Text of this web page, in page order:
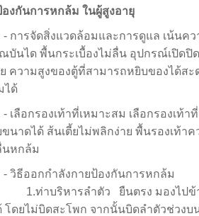
องกันการหกล้ม ในผู้สูงอายุ
รจัดสิ่งแวดล้อมและการดูแล เน้นควา
บันได พื้นกระเบื้องไม่ลื่น อุปกรณ์เปิดปิ
ย ความสูงของตู้ที่สามารถหยิบของได้ส
ได้
อกรองเท้าที่เหมาะสม เลือกรองเท้าที่
ขนาดได้ ส้นเตี้ยไม่พลิกง่าย พื้นรองเท้า
นหกล้ม
ออกกำลังกายป้องกันการหกล้ม
บริหารลำตัว ยืนตรง มองไปข้างห
โดยไม่บิดสะโพก จากนั้นบิดลำตัวช่วง